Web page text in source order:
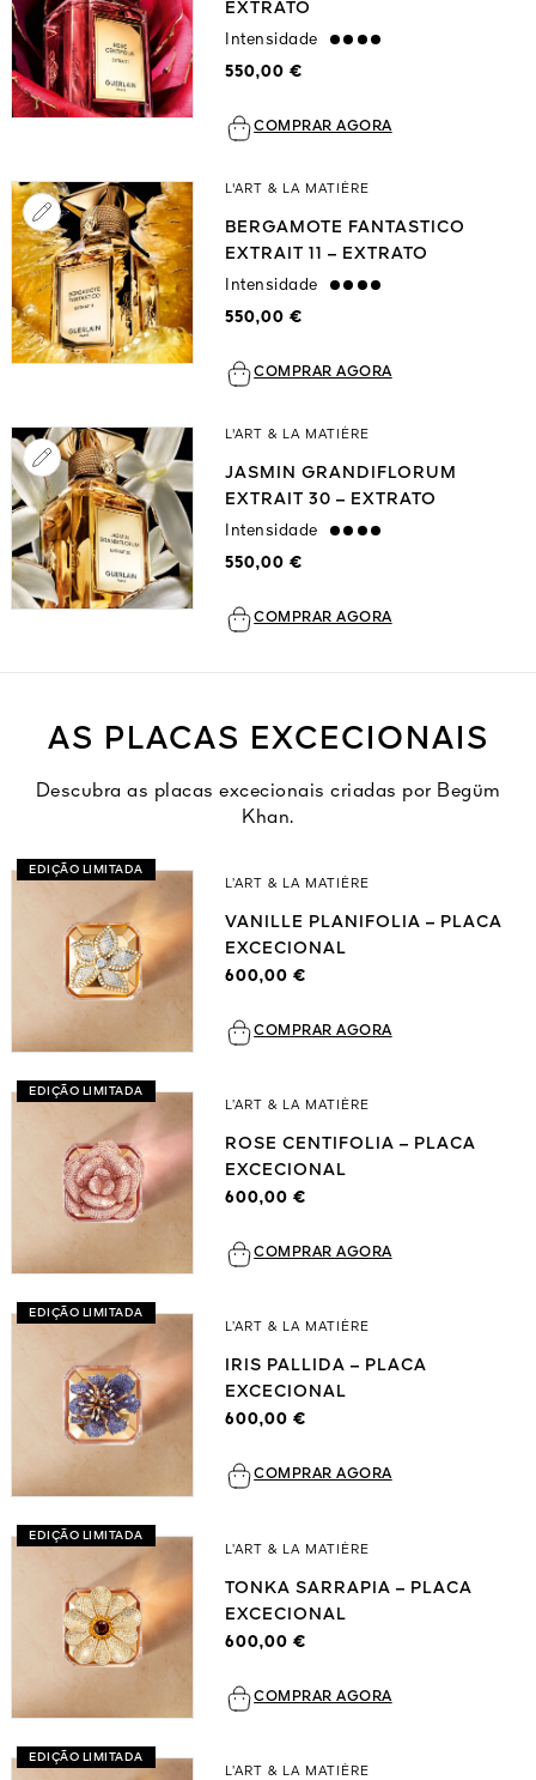
EXTRATO
Intensidade strong
550,00 €
COMPRAR AGORA
L'ART & LA MATIÈRE
BERGAMOTE FANTASTICO
EXTRAIT 11 – EXTRATO
Intensidade strong
550,00 €
COMPRAR AGORA
L'ART & LA MATIÈRE
JASMIN GRANDIFLORUM
EXTRAIT 30 – EXTRATO
Intensidade strong
550,00 €
COMPRAR AGORA
AS PLACAS EXCECIONAIS
Descubra as placas excecionais criadas por Begüm
Khan.
EDIÇÃO LIMITADA
L’ART & LA MATIÈRE
VANILLE PLANIFOLIA – PLACA
EXCECIONAL
600,00 €
COMPRAR AGORA
EDIÇÃO LIMITADA
L’ART & LA MATIÈRE
ROSE CENTIFOLIA – PLACA
EXCECIONAL
600,00 €
COMPRAR AGORA
EDIÇÃO LIMITADA
L’ART & LA MATIÈRE
IRIS PALLIDA – PLACA
EXCECIONAL
600,00 €
COMPRAR AGORA
EDIÇÃO LIMITADA
L’ART & LA MATIÈRE
TONKA SARRAPIA – PLACA
EXCECIONAL
600,00 €
COMPRAR AGORA
EDIÇÃO LIMITADA
L’ART & LA MATIÈRE